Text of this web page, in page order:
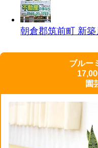
朝倉郡筑前町 新築
ブルー
園